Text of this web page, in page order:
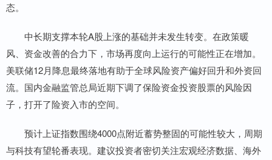
态。
中长期支撑本轮A股上涨的基础并未发生转变。在政策暖
风、资金改善的合力下，市场再度向上运行的可能性正在增加。
美联储12月降息最终落地有助于全球风险资产偏好回升和外资回
流。国内金融监管总局近期下调了保险资金投资股票的风险因
子，打开了险资入市的空间。
预计上证指数围绕4000点附近蓄势整固的可能性较大，周期
与科技有望轮番表现。建议投资者密切关注宏观经济数据、海外